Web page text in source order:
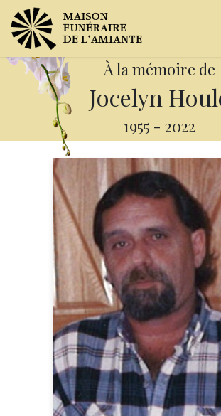
À la mémoire de
Jocelyn
1955 - 2022